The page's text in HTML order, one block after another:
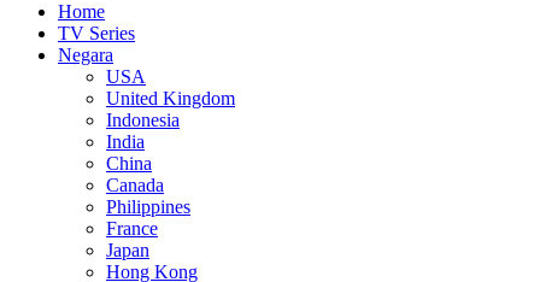
Home
TV Series
Negara
USA
United Kingdom
Indonesia
India
China
Canada
Philippines
France
Japan
Hong Kong